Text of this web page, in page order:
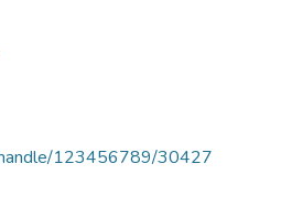
123456789/30427